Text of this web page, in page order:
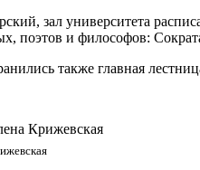
зал университета
поэтов и философов:
также главная